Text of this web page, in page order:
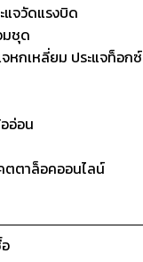
แจวัดแรงบิด
มชุด
จหกเหลี่ยม ประแจท็อกซ์
อ่อน
ตตาล็อคออนไลน์